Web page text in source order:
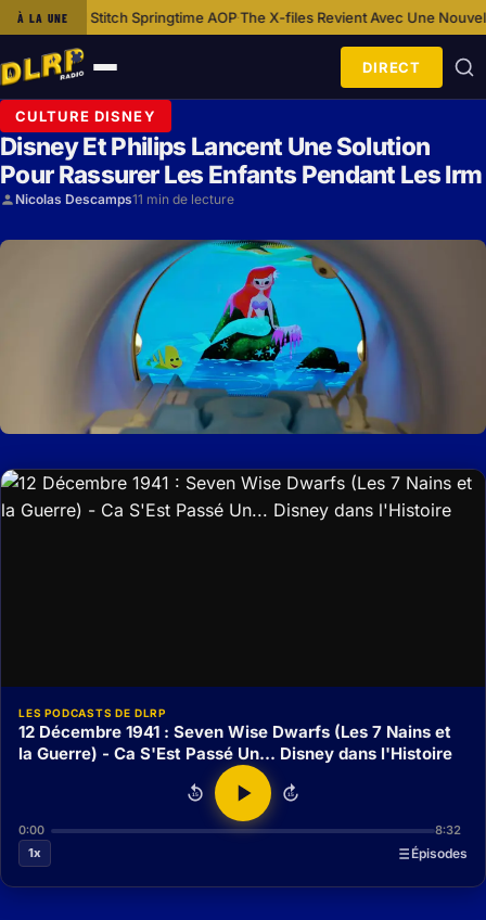
À LA UNE
AOP The X-files Revient Avec Une Nouvelle Bande-annonce
Ouvrir
le
menu
DIRECT
CULTURE DISNEY
Disney Et Philips Lancent Une Solution
Pour Rassurer Les Enfants Pendant Les Irm
Nicolas Descamps11 min de lecture
LES PODCASTS DE DLRP
12 Décembre 1941 : Seven Wise Dwarfs (Les 7 Nains et
la Guerre) - Ca S'Est Passé Un... Disney dans l'Histoire
15 15
0:00
8:32
1x
Épisodes